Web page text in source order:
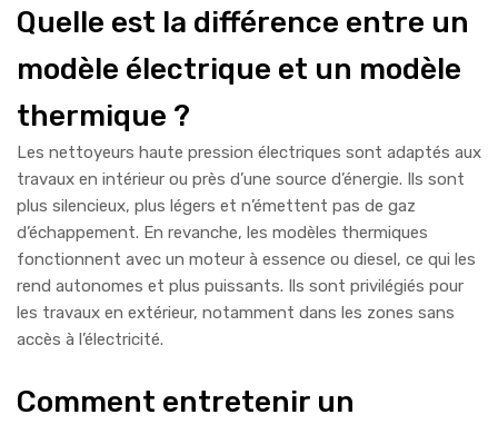
Quelle est la différence entre un
modèle électrique et un modèle
thermique ?
Les nettoyeurs haute pression électriques sont adaptés aux
travaux en intérieur ou près d’une source d’énergie. Ils sont
plus silencieux, plus légers et n’émettent pas de gaz
d’échappement. En revanche, les modèles thermiques
fonctionnent avec un moteur à essence ou diesel, ce qui les
rend autonomes et plus puissants. Ils sont privilégiés pour
les travaux en extérieur, notamment dans les zones sans
accès à l’électricité.
Comment entretenir un